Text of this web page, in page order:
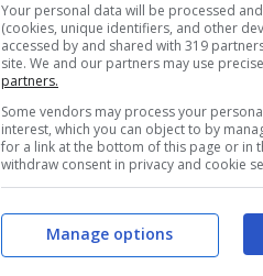
Your personal data will be processed
(cookies, unique identifiers, and other
accessed by and shared with 319
site. We and our partners may use
partners.
Some vendors may process your
interest, which you can object to by
for a link at the bottom of this page or in
withdraw consent in privacy and cookie
Manage options